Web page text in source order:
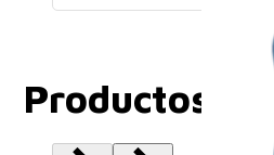
Productos